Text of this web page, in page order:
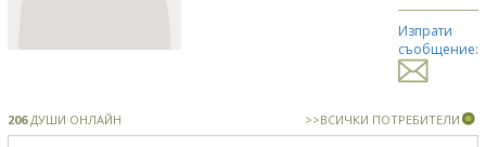
Изпрати
съобщение:
206ДУШИ ОНЛАЙН >>ВСИЧКИ ПОТРЕБИТЕЛИ